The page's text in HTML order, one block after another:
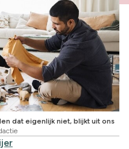
dat eigenlijk niet, blijkt uit ons